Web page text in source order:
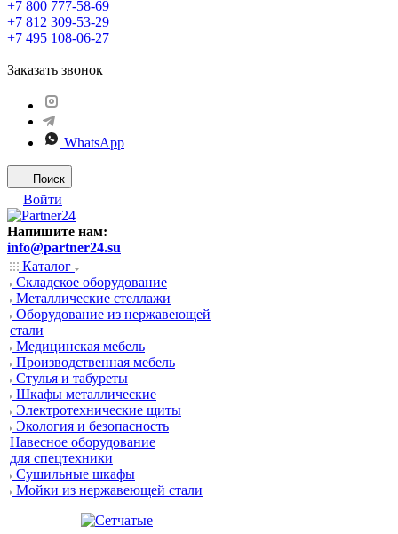
+7 800 777-58-69
+7 812 309-53-29
+7 495 108-06-27
Заказать звонок
WhatsApp
Поиск
Войти
Напишите нам:
info@partner24.su
Каталог
Складское оборудование
Металлические стеллажи
Оборудование из нержавеющей
стали
Медицинская мебель
Производственная мебель
Стулья и табуреты
Шкафы металлические
Электротехнические щиты
Экология и безопасность
Навесное оборудование
для спецтехники
Сушильные шкафы
Мойки из нержавеющей стали